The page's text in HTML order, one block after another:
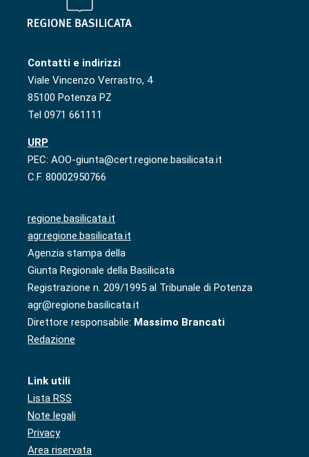
Contatti e indirizzi
Viale Vincenzo Verrastro, 4
85100 Potenza PZ
Tel 0971 661111
URP
PEC: AOO-giunta@cert.regione.basilicata.it
C.F. 80002950766
regione.basilicata.it
agr.regione.basilicata.it
Agenzia stampa della
Giunta Regionale della Basilicata
Registrazione n. 209/1995 al Tribunale di Potenza
agr@regione.basilicata.it
Direttore responsabile: Massimo Brancati
Redazione
Link utili
Lista RSS
Note legali
Privacy
Area riservata